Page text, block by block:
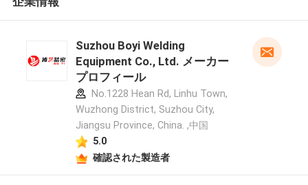
Suzhou Boyi Welding
Equipment Co., Ltd. メーカー
プロフィール
No.1228 Hean Rd, Linhu Town,
Wuzhong District, Suzhou City,
Jiangsu Province, China. ,中国
5.0
確認された製造者